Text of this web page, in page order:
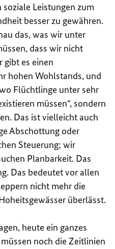
soziale Leistungen zum
besser zu gewähren.
das, was wir unter
dass wir nicht
gibt es einen
hohen Wohlstands, und
Flüchtlinge unter sehr
müssen“, sondern
Das ist vielleicht auch
Abschottung oder
Steuerung; wir
Planbarkeit. Das
Das bedeutet vor allen
nicht mehr die
überlässt.
heute ein ganzes
noch die Zeitlinien